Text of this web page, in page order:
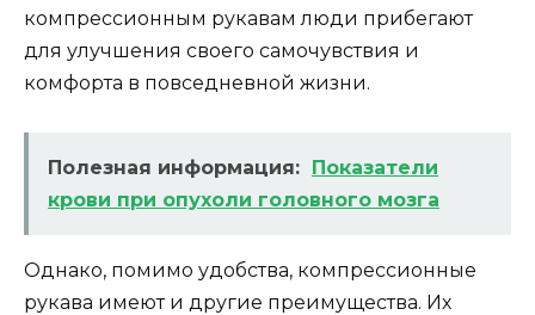
компрессионным рукавам люди прибегают
для улучшения своего самочувствия и
комфорта в повседневной жизни.
Полезная информация: Показатели
крови при опухоли головного мозга
Однако, помимо удобства, компрессионные
рукава имеют и другие преимущества. Их